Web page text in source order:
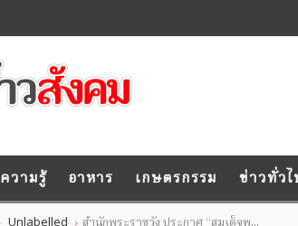
ความรู้ อาหาร เกษตรกรรม ข่าวทั่วไ
Unlabelled